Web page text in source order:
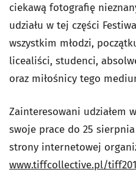
ciekawą fotografię
udziału w tej części
wszystkim młodzi,
licealiści, studenci,
oraz miłośnicy tego
Zainteresowani udziałem
swoje prace do 25
strony internetowej
www.tiffcollective.pl/